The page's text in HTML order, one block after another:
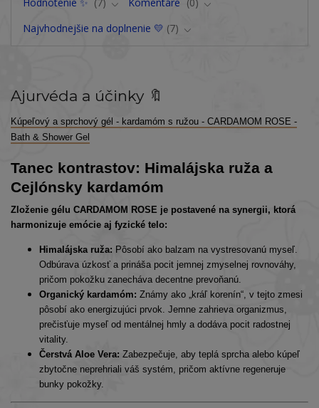
Najvhodnejšie na doplnenie 💛 7
Ajurvéda a účinky 🔖
Kúpeľový a sprchový gél - kardamóm s ružou - CARDAMOM ROSE -
Bath & Shower Gel
Tanec kontrastov: Himalájska ruža a
Cejlónsky kardamóm
Zloženie gélu CARDAMOM ROSE je postavené na synergii, ktorá
harmonizuje emócie aj fyzické telo:
Himalájska ruža: Pôsobí ako balzam na vystresovanú myseľ.
Odbúrava úzkosť a prináša pocit jemnej zmyselnej rovnováhy,
pričom pokožku zanecháva decentne prevoňanú.
Organický kardamóm: Známy ako „kráľ korenín“, v tejto zmesi
pôsobí ako energizujúci prvok. Jemne zahrieva organizmus,
prečisťuje myseľ od mentálnej hmly a dodáva pocit radostnej
vitality.
Čerstvá Aloe Vera: Zabezpečuje, aby teplá sprcha alebo kúpeľ
zbytočne neprehriali váš systém, pričom aktívne regeneruje
bunky pokožky.